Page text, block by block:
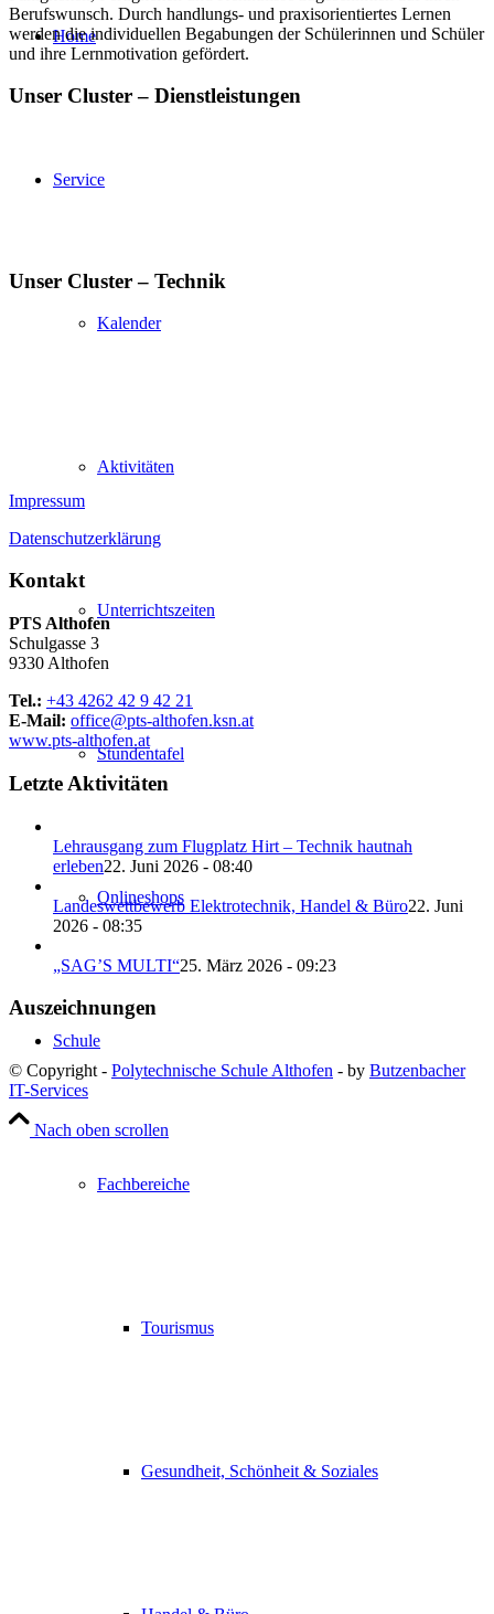
Home
Service
Kalender
Aktivitäten
Unterrichtszeiten
Stundentafel
Onlineshops
Schule
Fachbereiche
Tourismus
Gesundheit, Schönheit & Soziales
Berufswunsch. Durch handlungs- und praxisorientiertes Lernen
werden die individuellen Begabungen der Schülerinnen und Schüler
und ihre Lernmotivation gefördert.
Unser Cluster – Dienstleistungen
Unser Cluster – Technik
Impressum
Datenschutzerklärung
Kontakt
PTS Althofen
Schulgasse 3
9330 Althofen
Tel.: +43 4262 42 9 42 21
E-Mail: office@pts-althofen.ksn.at
www.pts-althofen.at
Letzte Aktivitäten
Lehrausgang zum Flugplatz Hirt – Technik hautnah
erleben22. Juni 2026 - 08:40
Landeswettbewerb Elektrotechnik, Handel & Büro22. Juni
2026 - 08:35
„SAG’S MULTI“25. März 2026 - 09:23
Auszeichnungen
© Copyright - Polytechnische Schule Althofen - by Butzenbacher
IT-Services
Nach oben scrollen